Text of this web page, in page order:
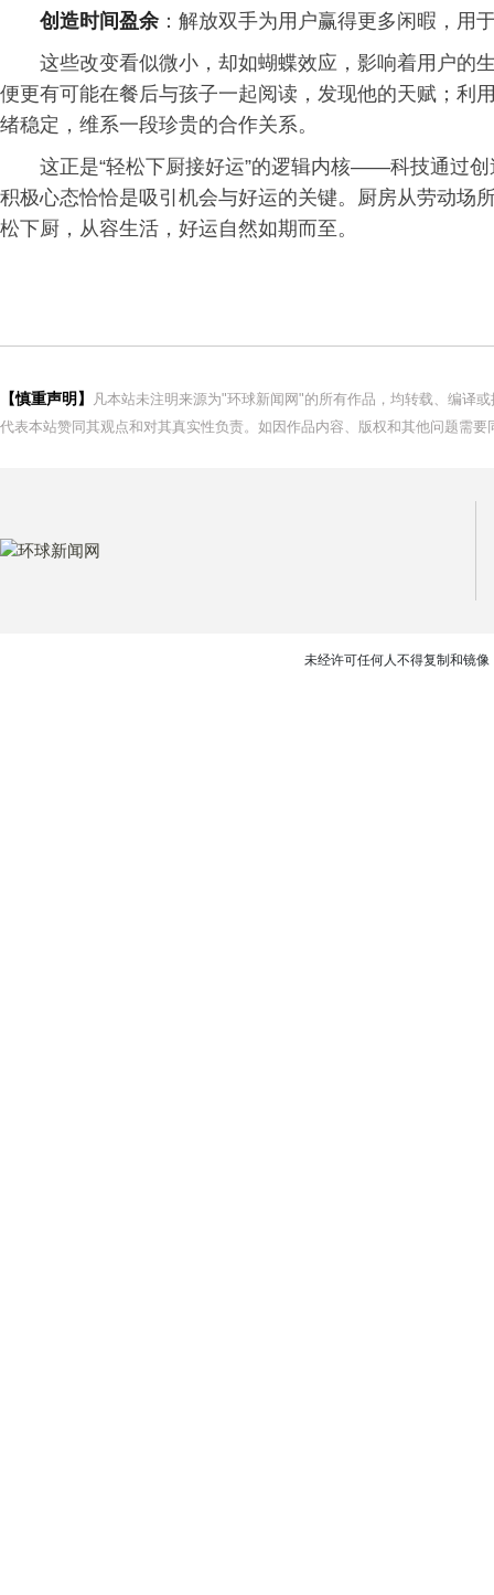
创造时间盈余 ：解放双手为用户赢得更多闲暇，用
这些改变看似微小，却如蝴蝶效应，影响着用户的
便更有可能在餐后与孩子一起阅读，发现他的天赋；利
绪稳定，维系一段珍贵的合作关系。
这正是“轻松下厨接好运”的逻辑内核——科技通过
积极心态恰恰是吸引机会与好运的关键。厨房从劳动场
松下厨，从容生活，好运自然如期而至。
【慎重声明】
凡本站未注明来源为"环球新闻网"的所有作品，均转载、编译
代表本站赞同其观点和对其真实性负责。如因作品内容、版权和其他问题需
未经许可任何人不得复制和镜